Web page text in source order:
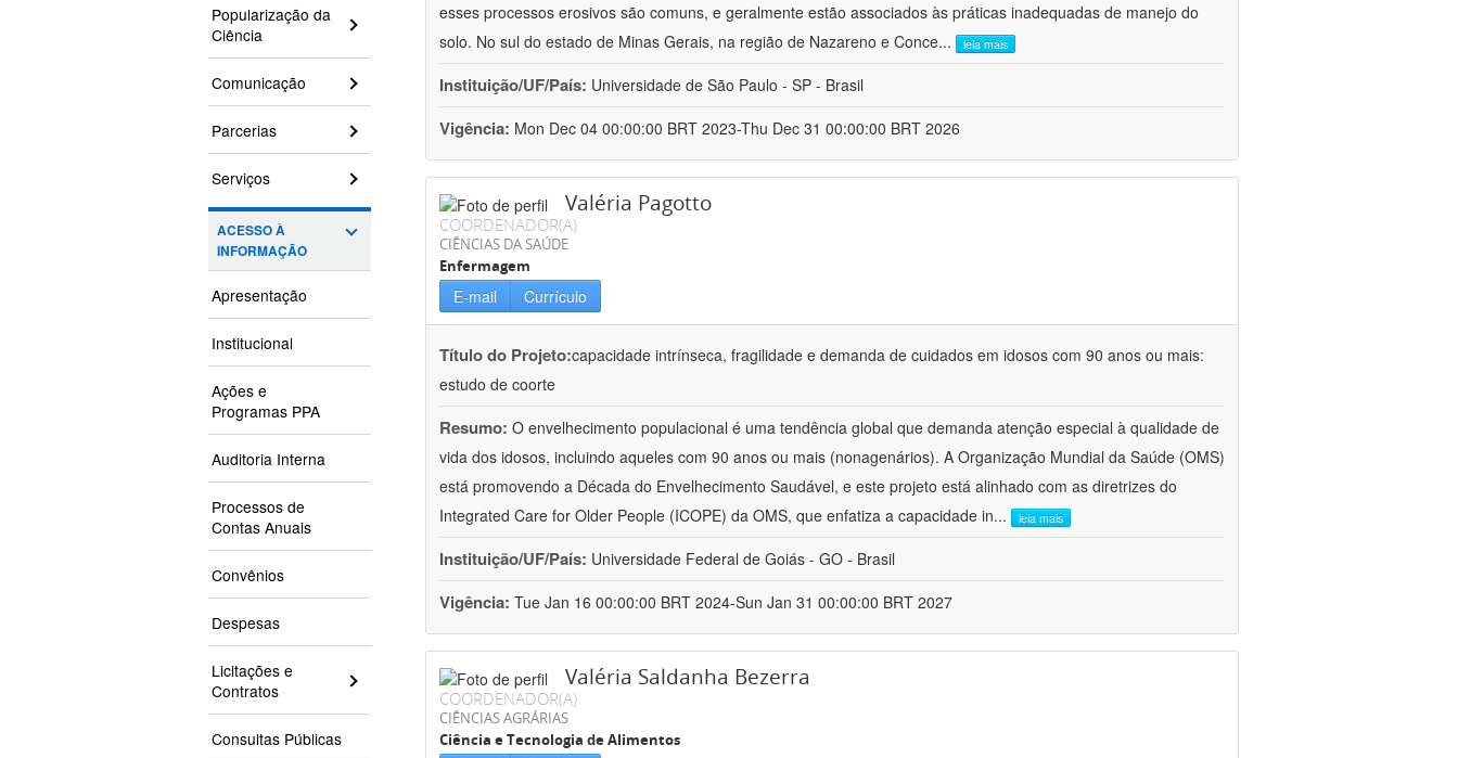
Popularização da
Ciência
Comunicação
Parcerias
Serviços
ACESSO À
INFORMAÇÃO
Apresentação
Institucional
Ações e
Programas PPA
Auditoria Interna
Processos de
Contas Anuais
Convênios
Despesas
Licitações e
Contratos
Consultas Públicas
esses processos erosivos são comuns, e geralmente estão associados às práticas inadequadas de manejo do
solo. No sul do estado de Minas Gerais, na região de Nazareno e Conce... leia mais
Instituição/UF/País: Universidade de São Paulo - SP - Brasil
Vigência: Mon Dec 04 00:00:00 BRT 2023-Thu Dec 31 00:00:00 BRT 2026
Valéria Pagotto
COORDENADOR(A)
CIÊNCIAS DA SAÚDE
Enfermagem
E-mail Currículo
Título do Projeto:capacidade intrínseca, fragilidade e demanda de cuidados em idosos com 90 anos ou mais:
estudo de coorte
Resumo: O envelhecimento populacional é uma tendência global que demanda atenção especial à qualidade de
vida dos idosos, incluindo aqueles com 90 anos ou mais (nonagenários). A Organização Mundial da Saúde (OMS)
está promovendo a Década do Envelhecimento Saudável, e este projeto está alinhado com as diretrizes do
Integrated Care for Older People (ICOPE) da OMS, que enfatiza a capacidade in... leia mais
Instituição/UF/País: Universidade Federal de Goiás - GO - Brasil
Vigência: Tue Jan 16 00:00:00 BRT 2024-Sun Jan 31 00:00:00 BRT 2027
Valéria Saldanha Bezerra
COORDENADOR(A)
CIÊNCIAS AGRÁRIAS
Ciência e Tecnologia de Alimentos